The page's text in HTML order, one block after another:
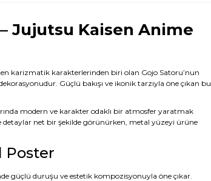
Jujutsu Kaisen Anime
karizmatik karakterlerinden biri olan Gojo Satoru’nun
Güçlü bakışı ve ikonik tarzıyla öne çıkan bu
modern ve karakter odaklı bir atmosfer yaratmak
detaylar net bir şekilde görünürken, metal yüzeyi ürüne
Poster
güçlü duruşu ve estetik kompozisyonuyla öne çıkar.